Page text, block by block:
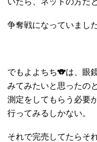
争奪戦になっていまし
でもよよちち🐨は、眼
みてみたいと思ったの
測定をしてもらう必要
行ってみるしかない。
それで完売してたらそ